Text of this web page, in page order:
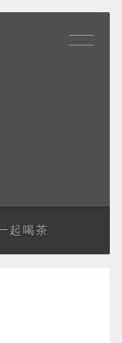
起喝茶